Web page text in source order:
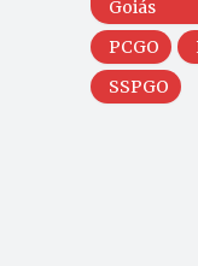
Goiás
PCGO
SSPGO